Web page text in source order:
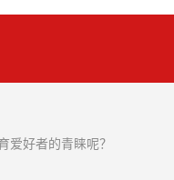
爱好者的青睐呢？